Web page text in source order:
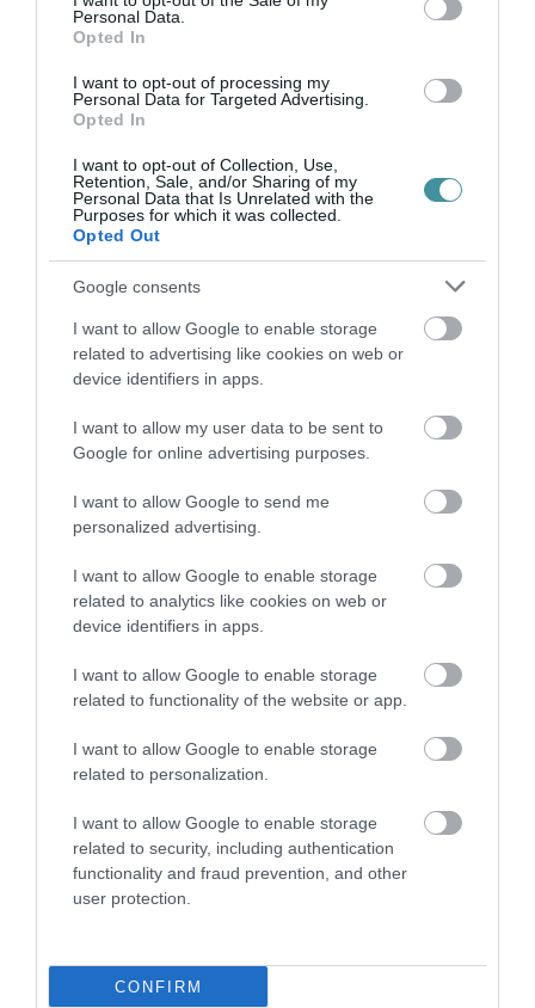
Personal Data.
Opted In
I want to opt-out of processing my
Personal Data for Targeted Advertising.
Opted In
I want to opt-out of Collection, Use,
Retention, Sale, and/or Sharing of my
Personal Data that Is Unrelated with the
Purposes for which it was collected.
Opted Out
Google consents
I want to allow Google to enable storage
related to advertising like cookies on web or
device identifiers in apps.
I want to allow my user data to be sent to
Google for online advertising purposes.
I want to allow Google to send me
personalized advertising.
I want to allow Google to enable storage
related to analytics like cookies on web or
device identifiers in apps.
I want to allow Google to enable storage
related to functionality of the website or app.
I want to allow Google to enable storage
related to personalization.
I want to allow Google to enable storage
related to security, including authentication
functionality and fraud prevention, and other
user protection.
CONFIRM
Legfrissebb híreink
TELJESEN ÚJRAINDUL A P...
2026. augusztus 07|Mindenki ügye
TANULJ NÉMETÜL OTTHONRÓL: A
2026. augusztus 07|Promóció
ÚJRAINDULNAK A KORÁBBAN
LEÁLLÍTOTT SZOLGÁLTATÁSOK AZ EGRI...
TÍZ ÉVE NEM VOLT ILYEN ALACSONY AZ
2026. augusztus 07|Mindenki ügye
MINDHÁROM ÜTEMBEN DOLGOZNAK A 25-
ÖS FŐÚTON EGERBEN
2026. augusztus 07|Eger ügye